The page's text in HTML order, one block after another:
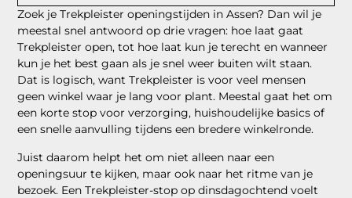
Zoek je Trekpleister openingstijden in Assen? Dan wil je
meestal snel antwoord op drie vragen: hoe laat gaat
Trekpleister open, tot hoe laat kun je terecht en wanneer
kun je het best gaan als je snel weer buiten wilt staan.
Dat is logisch, want Trekpleister is voor veel mensen
geen winkel waar je lang voor plant. Meestal gaat het om
een korte stop voor verzorging, huishoudelijke basics of
een snelle aanvulling tijdens een bredere winkelronde.
Juist daarom helpt het om niet alleen naar een
openingsuur te kijken, maar ook naar het ritme van je
bezoek. Een Trekpleister-stop op dinsdagochtend voelt